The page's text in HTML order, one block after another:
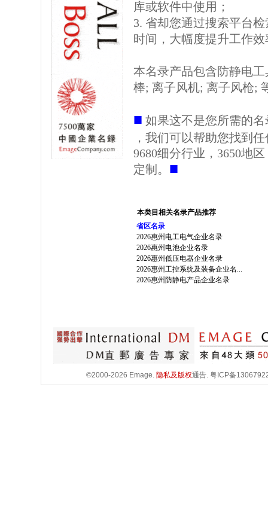
库或软件中使用；
3. 省却您通过搜索平台
时间，大幅度提升工作效
本名录产品包含防静电
棒; 离子风机; 离子风枪;
■ 如果这不是您所需的
，我们可以帮助您找到
9680细分行业，3650地
定制。 ■
本类目相关名录产品推荐
省区名录
2026惠州电工电气企业名录
2026惠州电池企业名录
2026惠州低压电器企业名录
2026惠州工控系统及装备企业名...
2026惠州防静电产品企业名录
©2000-2026 Emage. 隐私及版权通告. 粤ICP备